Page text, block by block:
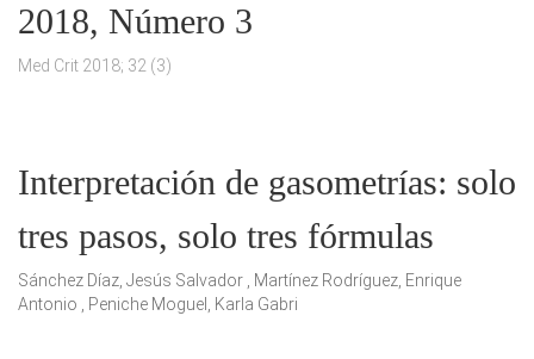
2018, Número 3
Med Crit 2018; 32 (3)
Interpretación de gasometrías: solo
tres pasos, solo tres fórmulas
Sánchez Díaz, Jesús Salvador , Martínez Rodríguez, Enrique
Antonio , Peniche Moguel, Karla Gabri